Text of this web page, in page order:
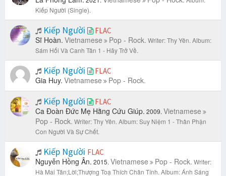
Kiếp Người (Single).
Kiếp Người FLAC
Sĩ Hoàn. Vietnamese Pop - Rock. Writer: Thy Yên. Album:
Sám Hối Và Canh Tân 1 - Hãy Trở Về.
Kiếp Người FLAC
Gia Huy. Vietnamese Pop - Rock.
Kiếp Người FLAC
Ca Đoàn Đức Mẹ Hằng Cứu Giúp. 2009. Vietnamese
Pop - Rock. Writer: Thy Yên. Album: Suy Niệm 1 - Thân Phận
Con Người Và Sự Chết.
Kiếp Người FLAC
Nguyễn Hồng Ân. 2015. Vietnamese Pop - Rock. Writer:
Hà Mai Tân;Lời;Thượng Toạ Thích Chân Tính. Album: Ánh Sáng